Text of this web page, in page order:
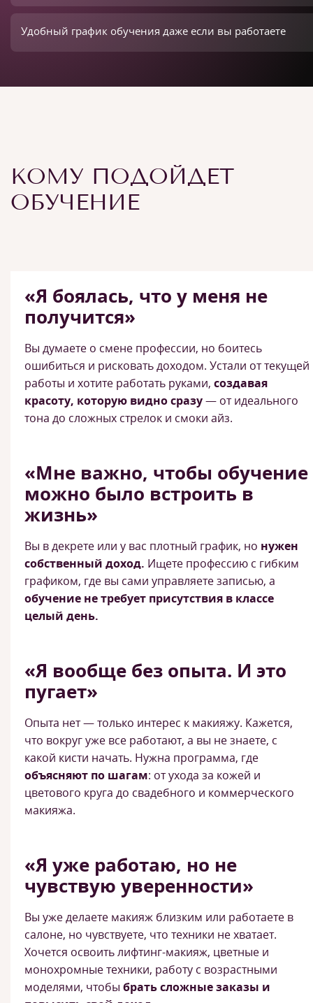
Удобный график обучения даже если вы работаете
КОМУ ПОДОЙДЕТ
ОБУЧЕНИЕ
«Я боялась, что у меня не
получится»
Вы думаете о смене профессии, но боитесь
ошибиться и рисковать доходом. Устали от текущей
работы и хотите работать руками, создавая
красоту, которую видно сразу— от идеального
тона до сложных стрелок и смоки айз.
«Мне важно, чтобы обучение
можно было встроить в
жизнь»
Вы в декрете или у вас плотный график, но нужен
собственный доход. Ищете профессию с гибким
графиком, где вы сами управляете записью, а
обучение не требует присутствия в классе
целый день.
«Я вообще без опыта. И это
пугает»
Опыта нет — только интерес к макияжу. Кажется,
что вокруг уже все работают, а вы не знаете, с
какой кисти начать. Нужна программа, где
объясняют по шагам: от ухода за кожей и
цветового круга до свадебного и коммерческого
макияжа.
«Я уже работаю, но не
чувствую уверенности»
Вы уже делаете макияж близким или работаете в
салоне, но чувствуете, что техники не хватает.
Хочется освоить лифтинг-макияж, цветные и
монохромные техники, работу с возрастными
моделями, чтобы брать сложные заказы и